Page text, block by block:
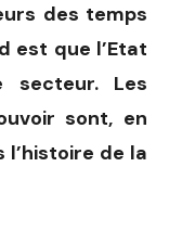
des temps
est que l’Etat
secteur. Les
sont, en
de la